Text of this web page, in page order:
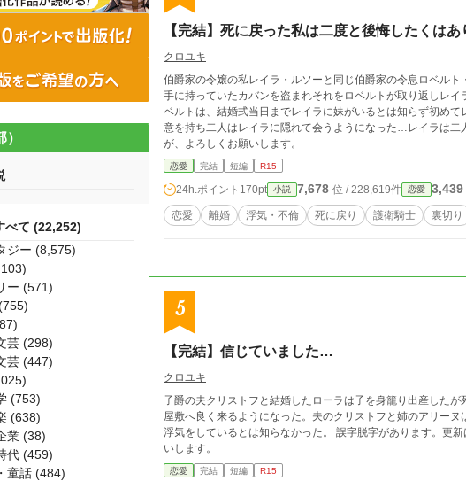
【完結】死に戻った私は二度と後悔したくはあ
クロユキ
伯爵家の令嬢の私レイラ・ルソーと同じ伯爵家の令息ロベル
手に持っていたカバンを盗まれそれをロベルトが取り返しレ
ベルトは、結婚式当日までレイラに妹がいるとは知らず初め
意を持ち二人はレイラに隠れて会うようになった…レイラは二人の仲を知らなかった…… 誤
が、よろしくお願いします。
恋愛 完結 短編 R15
24h.ポイント 170pt 小説 7,678 位 / 228,619件 恋愛 3,439
恋愛 離婚 浮気・不倫 死に戻り 護衛騎士 裏切り
5
【完結】信じていました…
クロユキ
子爵の夫クリストフと結婚したローラは子を身籠り出産した
屋敷へ良く来るようになった。夫のクリストフと姉のアリー
浮気をしているとは知らなかった。 誤字脱字があります。更
いします。
恋愛 完結 短編 R15
べて (22,252)
ジー (8,575)
ー (571)
芸 (298)
芸 (447)
(753)
(638)
業 (38)
代 (459)
童話 (484)